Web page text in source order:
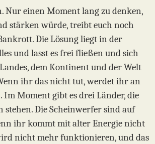
Nur einen Moment lang zu denken,
stärken würde, treibt euch noch
Die Lösung liegt in der
und lasst es frei fließen und sich
dem Kontinent und der Welt
ihr das nicht tut, werdet ihr an
Im Moment gibt es drei Länder, die
stehen. Die Scheinwerfer sind auf
ihr kommt mit alter Energie nicht
nicht mehr funktionieren, und das